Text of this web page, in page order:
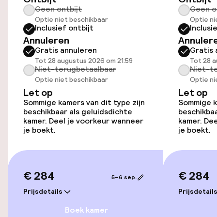
Openbaar parkeren
Oplaadpunt elektrische auto op
locatie
Fietsverhuur
Fietsen beschikbaar
Toegankelijkheid
Lift
Voor toegankelijkheid
Geen ontbijt
Optie niet beschikbaar
Inclusief ontbijt
Annuleren
Gratis annuleren
Tot 28 augustus 2026 om 21:59
Niet-terugbetaalbaar
Optie niet beschikbaar
Let op
Sommige kamers van dit type zijn
beschikbaar als geluidsdichte
kamer. Deel je voorkeur wanneer
je boekt.
€ 284
Prijsdetails
5–6 sep.
Boek kamer
Geen
Optie
Gratis
Tot 28
Niet-
Optie
Let op
Sommige
kamer.
je boekt.
€ 284
Prijsdetails